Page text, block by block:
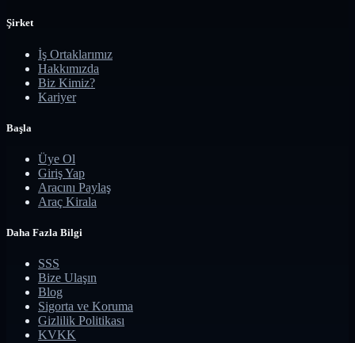
Şirket
İş Ortaklarımız
Hakkımızda
Biz Kimiz?
Kariyer
Başla
Üye Ol
Giriş Yap
Aracını Paylaş
Araç Kirala
Daha Fazla Bilgi
SSS
Bize Ulaşın
Blog
Sigorta ve Koruma
Gizlilik Politikası
KVKK